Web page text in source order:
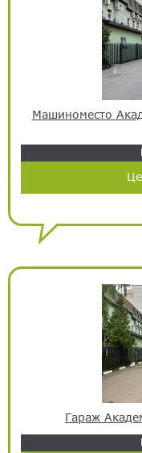
Машиноместо
Гараж